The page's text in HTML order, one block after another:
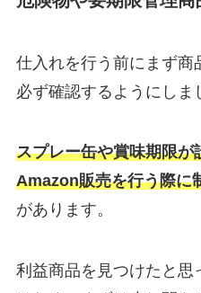
仕入れを行う前にまず商
必ず確認するようにしま
スプレー缶や賞味期限が
Amazon販売を行う際に
があります。
利益商品を見つけたと思